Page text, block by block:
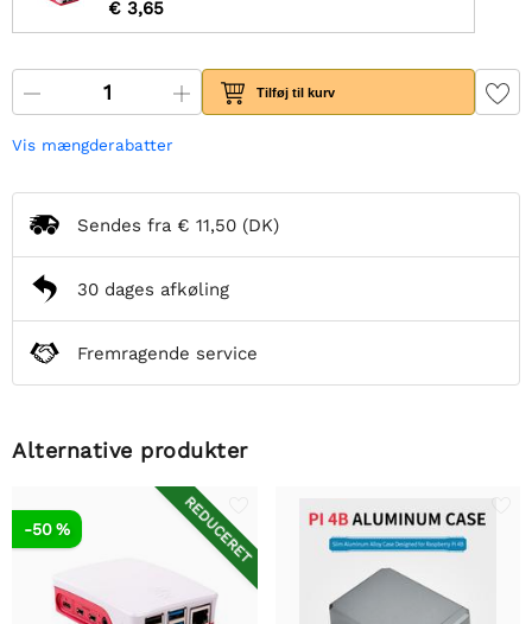
€ 3,65
Tilføj til kurv
Vis mængderabatter
Sendes fra € 11,50 (DK)
30 dages afkøling
Fremragende service
Alternative produkter
REDUCERET
-50 %